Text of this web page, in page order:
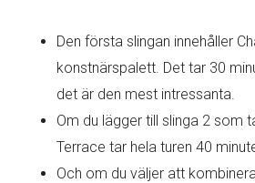
Den första slingan innehåller
konstnärspalett. Det tar 30
det är den mest intressanta.
Om du lägger till slinga 2 som
Terrace tar hela turen 40
Och om du väljer att